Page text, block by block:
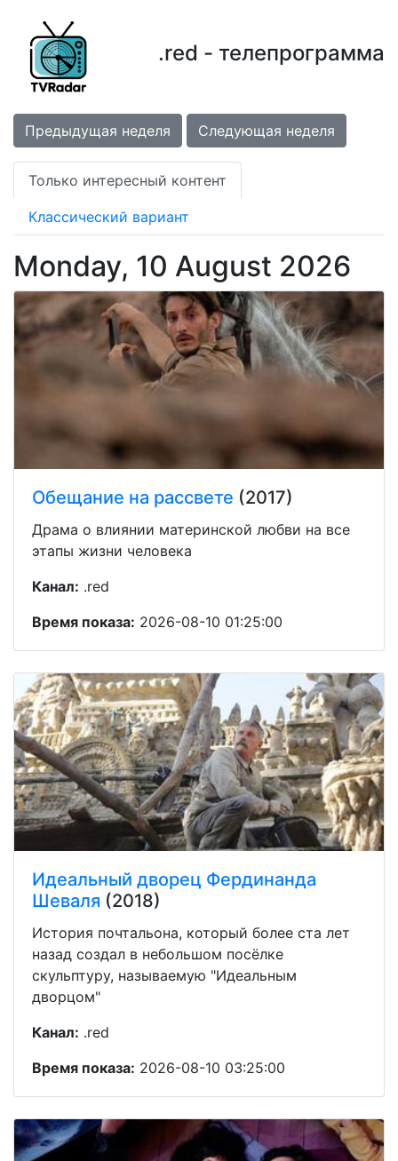
.red - телепрограмма
Предыдущая неделя Следующая неделя
Только интересный контент
Классический вариант
Monday, 10 August 2026
Обещание на рассвете (2017)
Драма о влиянии материнской любви на все
этапы жизни человека
Канал: .red
Время показа: 2026-08-10 01:25:00
Идеальный дворец Фердинанда
Шеваля (2018)
История почтальона, который более ста лет
назад создал в небольшом посёлке
скульптуру, называемую "Идеальным
дворцом"
Канал: .red
Время показа: 2026-08-10 03:25:00